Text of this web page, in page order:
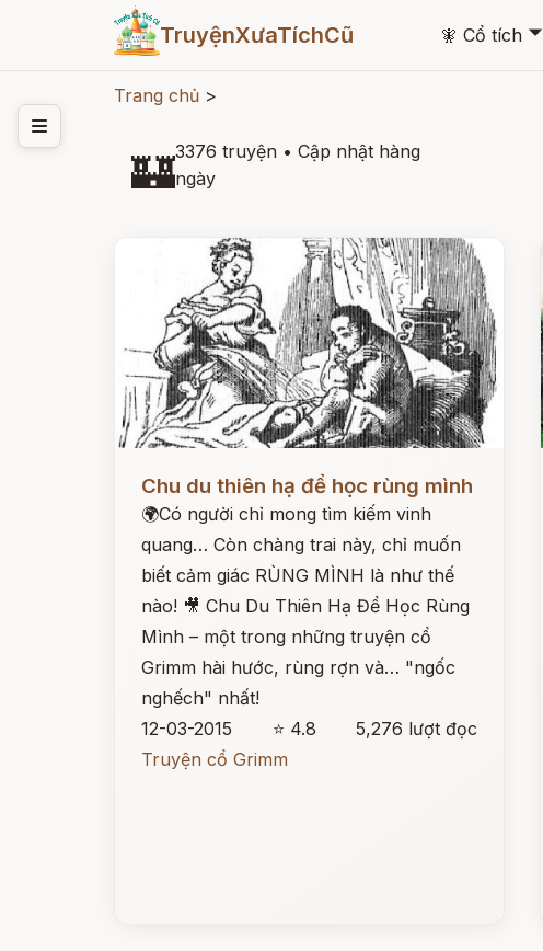
TruyệnXưaTíchCũ 🧚 Cổ tích 🞃
Trang chủ >
🏰3376 truyện • Cập nhật hàng
ngày
Chu du thiên hạ để học rùng mình
🌍Có người chỉ mong tìm kiếm vinh
quang… Còn chàng trai này, chỉ muốn
biết cảm giác RÙNG MÌNH là như thế
nào! 🎥 Chu Du Thiên Hạ Để Học Rùng
Mình – một trong những truyện cổ
Grimm hài hước, rùng rợn và… "ngốc
nghếch" nhất!
12-03-2015
⭐ 4.8
5,276 lượt đọc
Truyện cổ Grimm